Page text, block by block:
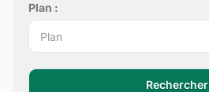
Plan :
Rechercher